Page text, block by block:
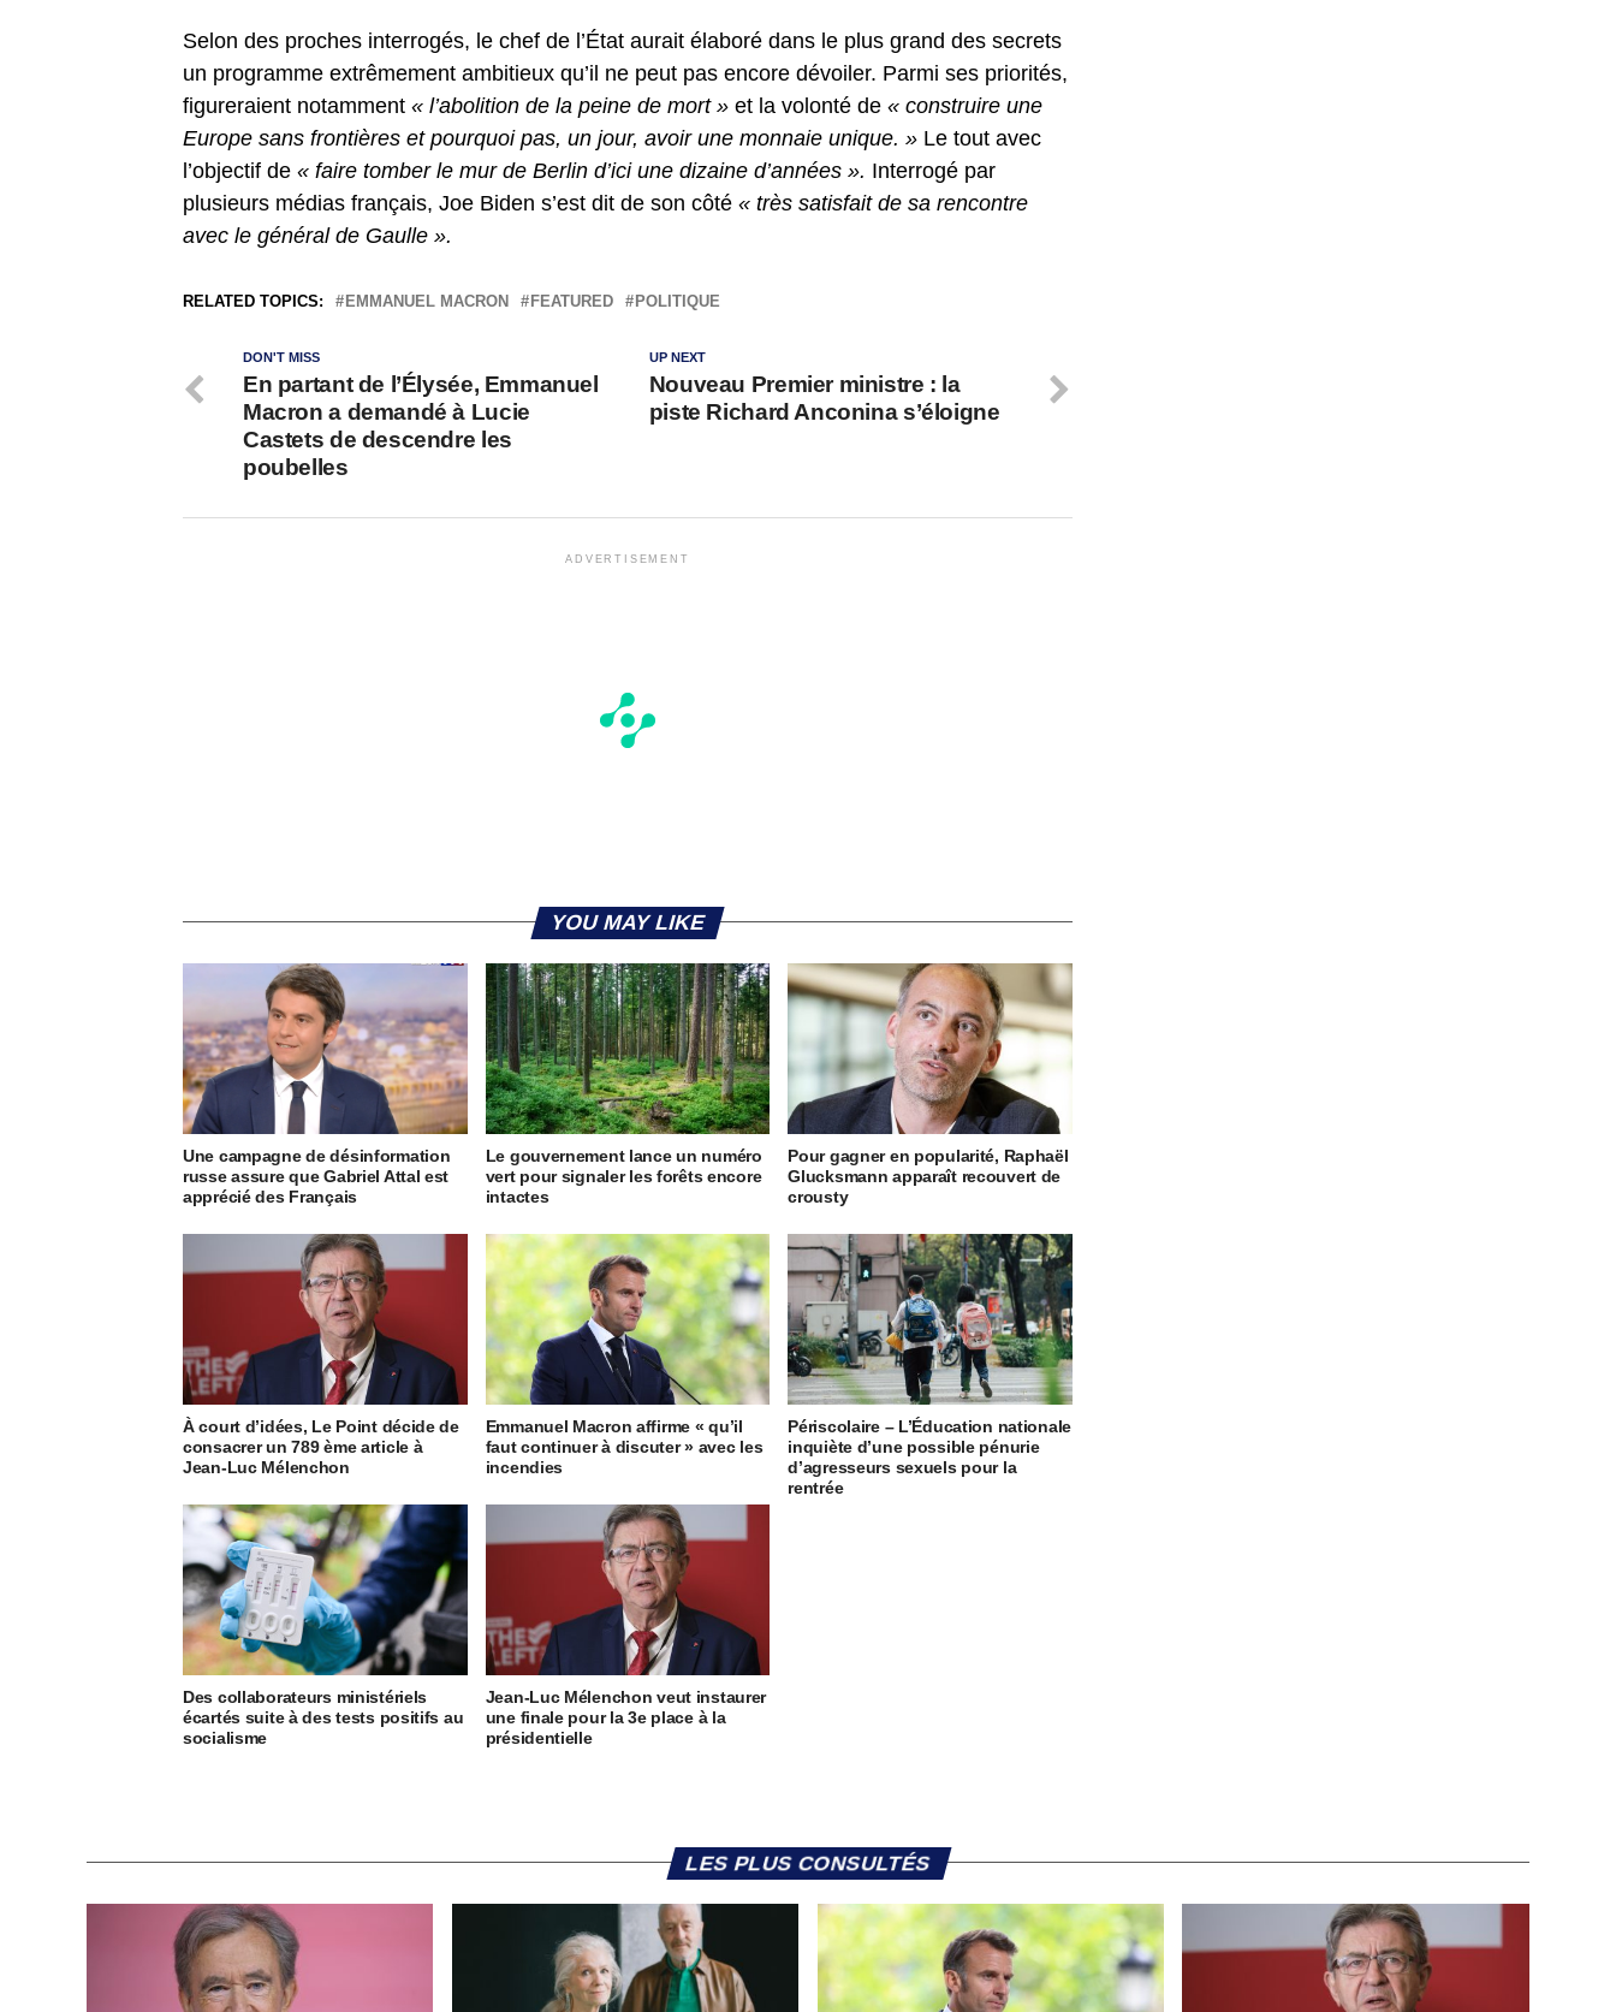
Selon des proches interrogés, le chef de l’État aurait élaboré dans le plus grand des secrets
un programme extrêmement ambitieux qu’il ne peut pas encore dévoiler. Parmi ses priorités,
figureraient notamment « l’abolition de la peine de mort » et la volonté de « construire une
Europe sans frontières et pourquoi pas, un jour, avoir une monnaie unique. » Le tout avec
l’objectif de « faire tomber le mur de Berlin d’ici une dizaine d’années ». Interrogé par
plusieurs médias français, Joe Biden s’est dit de son côté « très satisfait de sa rencontre
avec le général de Gaulle ».
RELATED TOPICS: EMMANUEL MACRON FEATURED POLITIQUE
UP NEXT
Nouveau Premier ministre : la
piste Richard Anconina s’éloigne
DON'T MISS
En partant de l’Élysée, Emmanuel
Macron a demandé à Lucie
Castets de descendre les
poubelles
ADVERTISEMENT
YOU MAY LIKE
Une campagne de désinformation
russe assure que Gabriel Attal est
apprécié des Français
Le gouvernement lance un numéro
vert pour signaler les forêts encore
intactes
Pour gagner en popularité, Raphaël
Glucksmann apparaît recouvert de
crousty
À court d’idées, Le Point décide de
consacrer un 789 ème article à
Jean-Luc Mélenchon
Emmanuel Macron affirme « qu’il
faut continuer à discuter » avec les
incendies
Périscolaire – L’Éducation nationale
inquiète d’une possible pénurie
d’agresseurs sexuels pour la
rentrée
Des collaborateurs ministériels
écartés suite à des tests positifs au
socialisme
Jean-Luc Mélenchon veut instaurer
une finale pour la 3e place à la
présidentielle
LES PLUS CONSULTÉS